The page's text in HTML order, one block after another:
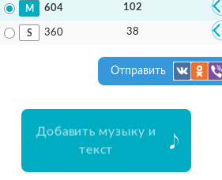
604 102
360 38
Отправить
Добавить музыку и
текст